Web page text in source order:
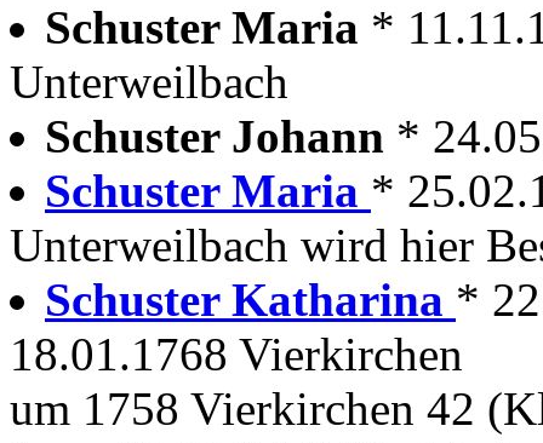
Schuster Maria *
Unterweilbach
Schuster Johann *
Schuster Maria *
Unterweilbach wird hier
Schuster Katharina *
18.01.1768 Vierkirchen
um 1758 Vierkirchen 42